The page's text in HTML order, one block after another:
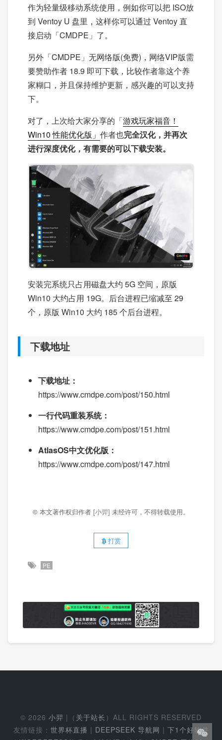
作为轻量级移动系统使用，例如你可以把 ISO放
到 Ventoy U 盘里，这样你可以通过 Ventoy 直
接启动「CMDPE」了。
另外「CMDPE」无网络版(免费)，网络VIP版需
要赞助作者 18.9 即可下载，比较作者靠这个养
家糊口，并且保持维护更新，感兴趣的可以支持
下。
对了，上次给大家分享的「游戏玩家福音！
Win10 性能优化版」 作者也完全汉化，并再次
进行深度优化，有需要的可以下载安装。
安装完系统只占用磁盘大约 5G 空间，原版
Win10 大约占用 19G。后台进程已缩减至 29
个，原版 Win10 大约 185 个后台进程。
下载地址
下载地址：
https://www.cmdpe.com/post/150.html
一行代码重装系统：
https://www.cmdpe.com/post/151.html
AtlasOS中文优化版：
https://www.cmdpe.com/post/147.html
© 本文著作权归作者 [小羿] 未经许可，不得转载使用。
打赏
PE
© 2026 小羿 |（ 关于站长 ）ALL RIGHTS RESERVED
友情链接： 世界杯直播 | DEEPSEEK 导航网 | 下1个好软件